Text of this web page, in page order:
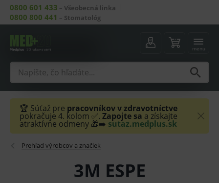
0800 601 433 – Všeobecná linka
0800 800 441 – Stomatológ
menu
🏆 Súťaž pre pracovníkov v zdravotníctve
pokračuje 4. kolom ✅. Zapojte sa a získajte
atraktívne odmeny 🎁➡️ sutaz.medplus.sk
Prehľad výrobcov a značiek
3M ESPE